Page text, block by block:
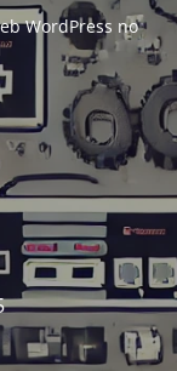
WordPress no